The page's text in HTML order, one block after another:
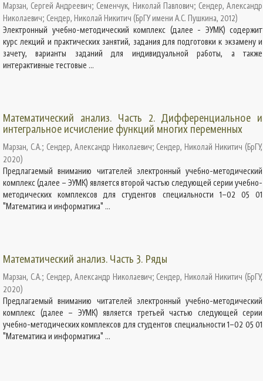
Марзан, Сергей Андреевич; Семенчук, Николай Павлович; Сендер, Александр
Николаевич; Сендер, Николай Никитич (БрГУ имени А.С. Пушкина, 2012)
Электронный учебно-методический комплекс (далее - ЭУМК) содержит
курс лекций и практических занятий, задания для подготовки к экзамену и
зачету, варианты заданий для индивидуальной работы, а также
интерактивные тестовые ...
Математический анализ. Часть 2. Дифференциальное и
интегральное исчисление функций многих переменных
Марзан, С.А.; Сендер, Александр Николаевич; Сендер, Николай Никитич (БрГУ,
2020)
Предлагаемый вниманию читателей электронный учебно-методический
комплекс (далее – ЭУМК) является второй частью следующей серии учебно-
методических комплексов для студентов специальности 1–02 05 01
"Математика и информатика" ...
Математический анализ. Часть 3. Ряды
Марзан, С.А.; Сендер, Александр Николаевич; Сендер, Николай Никитич (БрГУ,
2020)
Предлагаемый вниманию читателей электронный учебно-методический
комплекс (далее – ЭУМК) является третьей частью следующей серии
учебно-методических комплексов для студентов специальности 1–02 05 01
"Математика и информатика" ...